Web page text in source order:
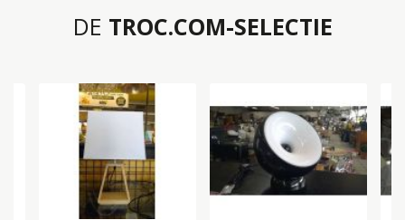
DE TROC.COM-SELECTIE